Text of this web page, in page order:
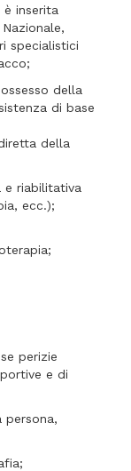
inserita
specialistici
della
di base
della
riabilitativa
ecc.);
perizie
e di